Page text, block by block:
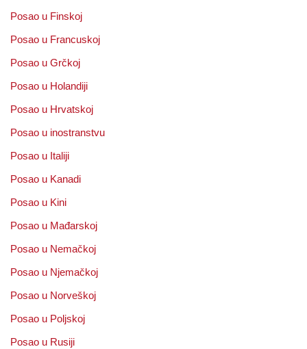
Posao u Finskoj
Posao u Francuskoj
Posao u Grčkoj
Posao u Holandiji
Posao u Hrvatskoj
Posao u inostranstvu
Posao u Italiji
Posao u Kanadi
Posao u Kini
Posao u Mađarskoj
Posao u Nemačkoj
Posao u Njemačkoj
Posao u Norveškoj
Posao u Poljskoj
Posao u Rusiji